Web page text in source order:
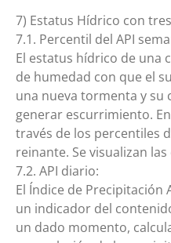
7) Estatus Hídrico con
7.1. Percentil del API
El estatus hídrico de una
de humedad con que el
una nueva tormenta y su
generar escurrimiento.
través de los percentiles
reinante. Se visualizan
7.2. API diario:
El Índice de Precipitación
un indicador del
un dado momento,